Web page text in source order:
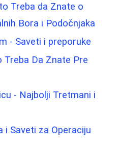
Treba da Znate o
Bora i Podočnjaka
- Saveti i preporuke
Treba Da Znate Pre
- Najbolji Tretmani i
i Saveti za Operaciju